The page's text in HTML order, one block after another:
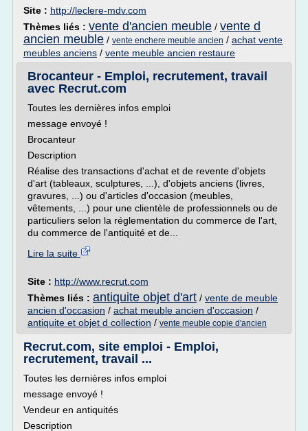
Site : http://leclere-mdv.com
Thèmes liés : vente d'ancien meuble / vente d
ancien meuble / vente enchere meuble ancien / achat vente
meubles anciens / vente meuble ancien restaure
Brocanteur - Emploi, recrutement, travail
avec Recrut.com
Toutes les dernières infos emploi
message envoyé !
Brocanteur
Description
Réalise des transactions d'achat et de revente d'objets
d'art (tableaux, sculptures, ...), d'objets anciens (livres,
gravures, ...) ou d'articles d'occasion (meubles,
vêtements, ...) pour une clientèle de professionnels ou de
particuliers selon la réglementation du commerce de l'art,
du commerce de l'antiquité et de...
Lire la suite
Site : http://www.recrut.com
Thèmes liés : antiquite objet d'art / vente de meuble
ancien d'occasion / achat meuble ancien d'occasion /
antiquite et objet d collection / vente meuble copie d'ancien
Recrut.com, site emploi - Emploi,
recrutement, travail ...
Toutes les dernières infos emploi
message envoyé !
Vendeur en antiquités
Description